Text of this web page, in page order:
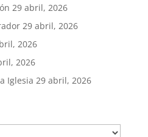
29 abril, 2026
29 abril, 2026
2026
2026
Iglesia 29 abril, 2026